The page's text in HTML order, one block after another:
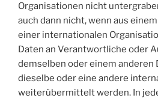
Organisationen nicht
auch dann nicht, wenn aus
einer internationalen
Daten an Verantwortliche oder
demselben oder einem anderen
dieselbe oder eine andere
weiterübermittelt werden. In